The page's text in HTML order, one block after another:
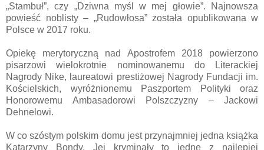
„Stambuł”, czy „Dziwna myśl w mej głowie”. Najnowsza
powieść noblisty – „Rudowłosa” została opublikowana w
Polsce w 2017 roku.
Opiekę merytoryczną nad Apostrofem 2018 powierzono
pisarzowi wielokrotnie nominowanemu do Literackiej
Nagrody Nike, laureatowi prestiżowej Nagrody Fundacji im.
Kościelskich, wyróżnionemu Paszportem Polityki oraz
Honorowemu Ambasadorowi Polszczyzny – Jackowi
Dehnelowi.
W co szóstym polskim domu jest przynajmniej jedna książka
Katarzyny Bondy. Jej kryminały to jedne z najlepiej